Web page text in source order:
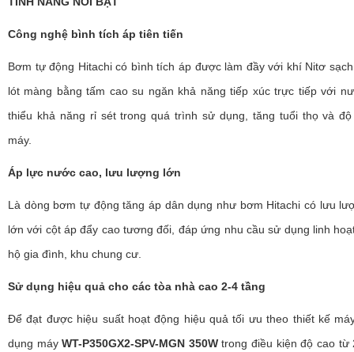
Công nghệ bình tích áp tiên tiến
Bơm tự động Hitachi có bình tích áp được làm đầy với khí Nitơ
lót màng bằng tấm cao su ngăn khả năng tiếp xúc trực tiếp với
thiểu khả năng rỉ sét trong quá trình sử dụng, tăng tuổi thọ và
máy.
Áp lực nước cao, lưu lượng lớn
Là dòng bơm tự động tăng áp dân dụng như bơm Hitachi có lưu
lớn với cột áp đẩy cao tương đối, đáp ứng nhu cầu sử dụng linh
hộ gia đình, khu chung cư.
Sử dụng hiệu quả cho các tòa nhà cao 2-4 tầng
Để đạt được hiệu suất hoạt động hiệu quả tối ưu theo thiết kế
dụng máyWT-P350GX2-SPV-MGN 350Wtrong điều kiện độ cao từ